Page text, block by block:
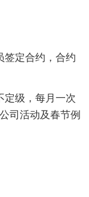
签定合约，合约
定级，每月一次
司活动及春节例